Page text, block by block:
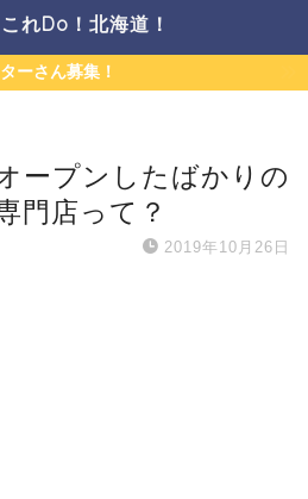
れDo！北海道！
ーさん募集！
ープンしたばかりの
門店って？
2019年10月26日